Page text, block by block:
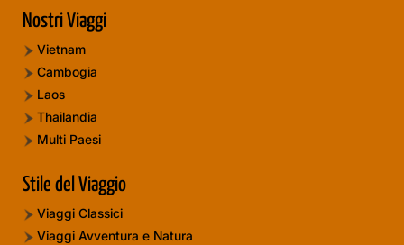
Nostri Viaggi
Vietnam
Cambogia
Laos
Thailandia
Multi Paesi
Stile del Viaggio
Viaggi Classici
Viaggi Avventura e Natura